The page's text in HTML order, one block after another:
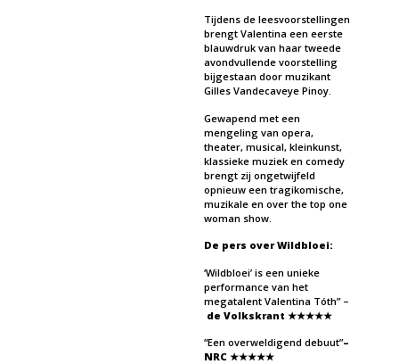
Tijdens de leesvoorstellingen
brengt Valentina een eerste
blauwdruk van haar tweede
avondvullende voorstelling
bijgestaan door muzikant
Gilles Vandecaveye Pinoy.
Gewapend met een
mengeling van opera,
theater, musical, kleinkunst,
klassieke muziek en comedy
brengt zij ongetwijfeld
opnieuw een tragikomische,
muzikale en over the top one
woman show.
De pers over Wildbloei:
‘Wildbloei’ is een unieke
performance van het
megatalent Valentina Tóth” –
de Volkskrant ★★★★★
“Een overweldigend debuut”–
NRC ★★★★★